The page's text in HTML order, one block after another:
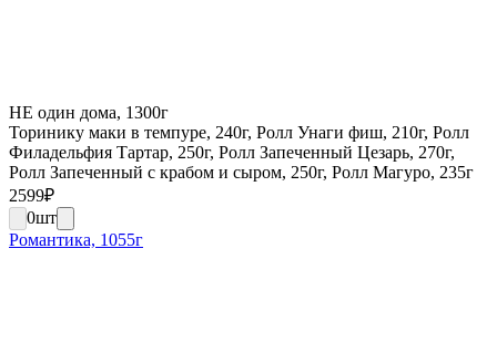
НЕ один дома, 1300г
Торинику маки в темпуре, 240г, Ролл Унаги фиш, 210г, Ролл
Филадельфия Тартар, 250г, Ролл Запеченный Цезарь, 270г,
Ролл Запеченный с крабом и сыром, 250г, Ролл Магуро, 235г
2599₽
0шт
Романтика, 1055г